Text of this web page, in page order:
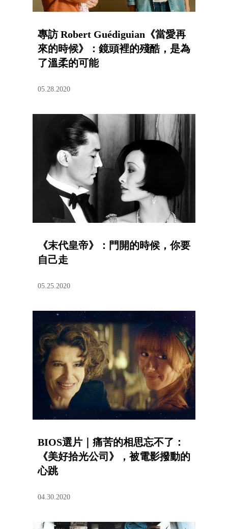
專訪 Robert Guédiguian《當愛再
來的時候》：鏡頭裡的殘酷，是為
了溫柔的可能
05.28.2020
《末代皇帝》：門開的時候，你要
自己走
05.25.2020
BIOS選片｜痛苦的相思忘不了：
《美好拾光公司》，被電影撥動的
心跳
04.30.2020